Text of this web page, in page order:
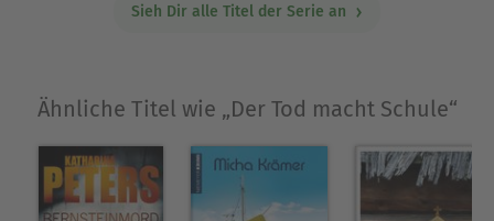
Sieh Dir alle Titel der Serie an
Ähnliche Titel wie „Der Tod macht Schule“